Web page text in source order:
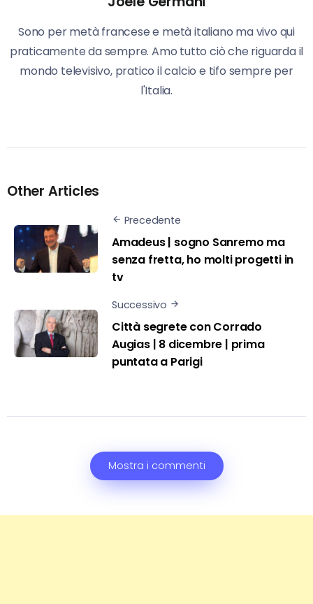
Sono per metà francese e metà italiano ma vivo qui
praticamente da sempre. Amo tutto ciò che riguarda il
mondo televisivo, pratico il calcio e tifo sempre per
l'Italia.
Other Articles
Precedente
Amadeus | sogno Sanremo ma
senza fretta, ho molti progetti in
tv
Successivo
Città segrete con Corrado
Augias | 8 dicembre | prima
puntata a Parigi
Mostra i commenti